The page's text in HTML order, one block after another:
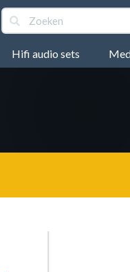
Hifi audio sets